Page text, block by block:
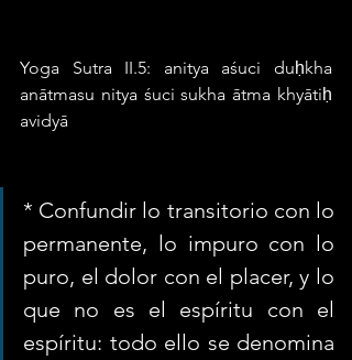
Yoga Sutra II.5: anitya aśuci duḥkha
anātmasu nitya śuci sukha ātma khyātiḥ
avidyā
* Confundir lo transitorio con lo
permanente, lo impuro con lo
puro, el dolor con el placer, y lo
que no es el espíritu con el
espíritu: todo ello se denomina